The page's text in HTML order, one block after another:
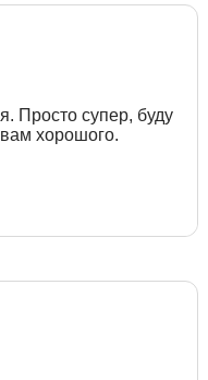
Просто супер, буду
хорошого.